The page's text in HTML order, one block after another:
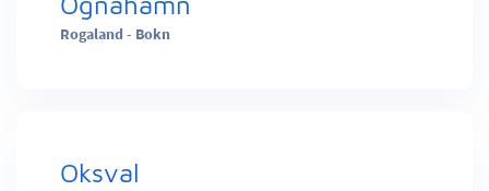
Rogaland - Bokn
Oksval